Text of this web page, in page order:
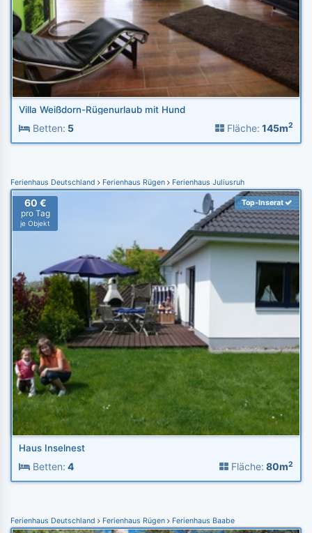
Villa Weißdorn-Rügenurlaub mit Hund
Betten: 5 Fläche: 145m2
Ferienhaus Deutschland Ferienhaus Rügen Ferienhaus Juliusruh
60 €
pro Tag
je Objekt
Top-Inserat
Haus Inselnest
Betten: 4 Fläche: 80m2
Ferienhaus Deutschland Ferienhaus Rügen Ferienhaus Baabe